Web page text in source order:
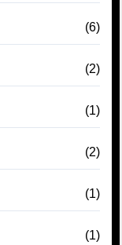
(6)
(2)
(1)
(2)
(1)
(1)